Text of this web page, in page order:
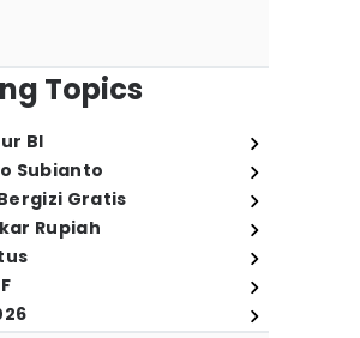
Topics
BI
Subianto
Gratis
Rupiah